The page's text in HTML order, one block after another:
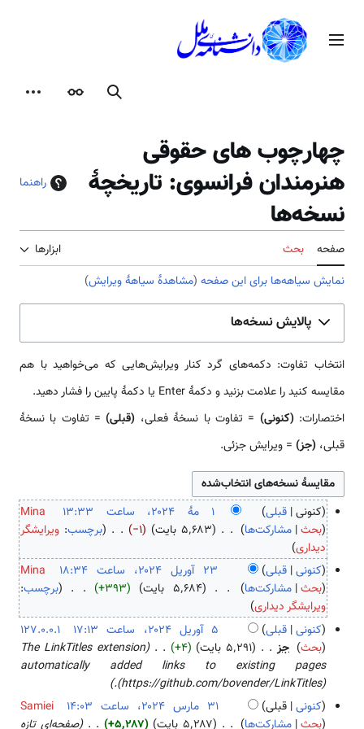
محتوامنوی اصلی
جستجوظاهر
چهارچوب های حقوقی
هنرمندان فرانسوی: تاریخچهٔ
نسخه‌ها
راهنما
صفحه بحث
ابزارها
نمایش سیاهه‌ها برای این صفحه (مشاهدهٔ سیاههٔ ویرایش)
پالایش نسخه‌ها
انتخاب تفاوت: دکمه‌های گرد کنار ویرایش‌هایی که می‌خواهید با هم
مقایسه کنید را علامت بزنید و دکمهٔ Enter یا دکمهٔ پایین را فشار دهید.
اختصارات:(کنونی) = تفاوت با نسخهٔ فعلی، (قبلی)= تفاوت با نسخهٔ
قبلی، (جز) = ویرایش جزئی.
هٔ
۴
کنونی قبلی
Mina
بحث مشارکت‌ها ۵٬۶۸۳ بایت
−۱
ب
د
و
ن
خ
ل
ا
ص
ۀ
و
برچسب: ویرایشگر
دیداری
۲
کنونی قبلی
Mina
بحث مشارکت‌ها ۵٬۶۸۴ بایت
+۳۹۳
ب
د
و
ن
خ
ا
برچسب:
ویرایشگر دیداری
کنونی قبلی
127.0.0.1
بحث
جز ۵٬۲۹۱ بایت +۴
The LinkTitles extension
automatically added links to existing pages
(https://github.com/bovender/LinkTitles).
کنونی قبلی
Samiei
بحث مشارکت‌ها ۵٬۲۸۷ بایت +۵٬۲۸۷ صفحه‌ای تازه